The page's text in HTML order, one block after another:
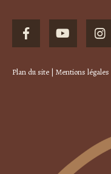
Plan du site | Mentions légales